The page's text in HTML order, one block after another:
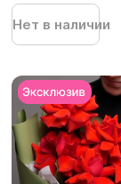
Нет в наличии